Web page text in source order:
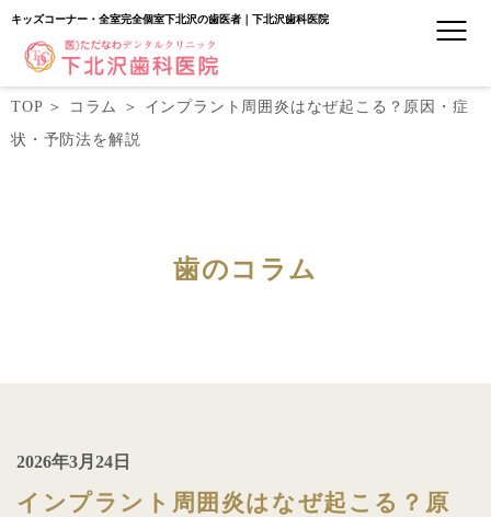
キッズコーナー・全室完全個室下北沢の歯医者｜下北沢歯科医院
TOP＞ コラム ＞ インプラント周囲炎はなぜ起こる？原因・症
状・予防法を解説
歯のコラム
2026年3月24日
インプラント周囲炎はなぜ起こる？原